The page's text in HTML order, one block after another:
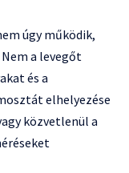
úgy működik,
a levegőt
és a
elhelyezése
közvetlenül a